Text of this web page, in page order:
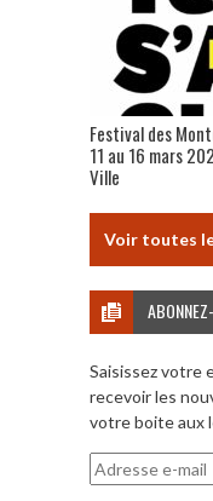
Festival des
11 au 16 mars
Ville
Voir toutes
Saisissez votre
recevoir les
votre boite aux
Adresse
e-